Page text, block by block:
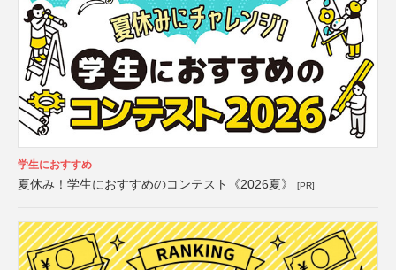
学生におすすめ
夏休み！学生におすすめのコンテスト《2026夏》 [PR]